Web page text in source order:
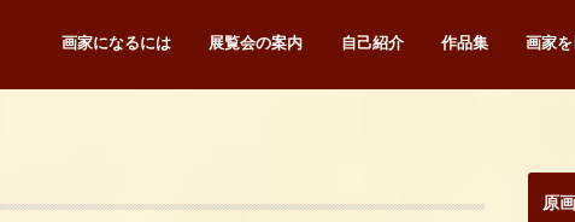
画家になるには 展覧会の案内 自己紹介 作品集 画家
原